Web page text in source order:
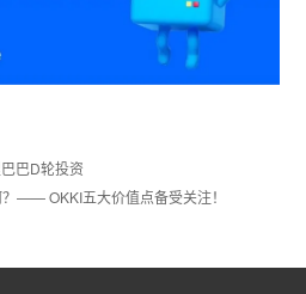
巴D轮投资
—— OKKI五大价值点备受关注！